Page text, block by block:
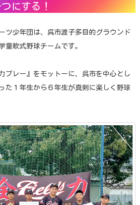
にする！
ツ少年団は、呉市渡子多目的グラウンド
童軟式野球チームです。
プレー』をモットーに、呉市を中心とし
た１年生から６年生が真剣に楽しく野球